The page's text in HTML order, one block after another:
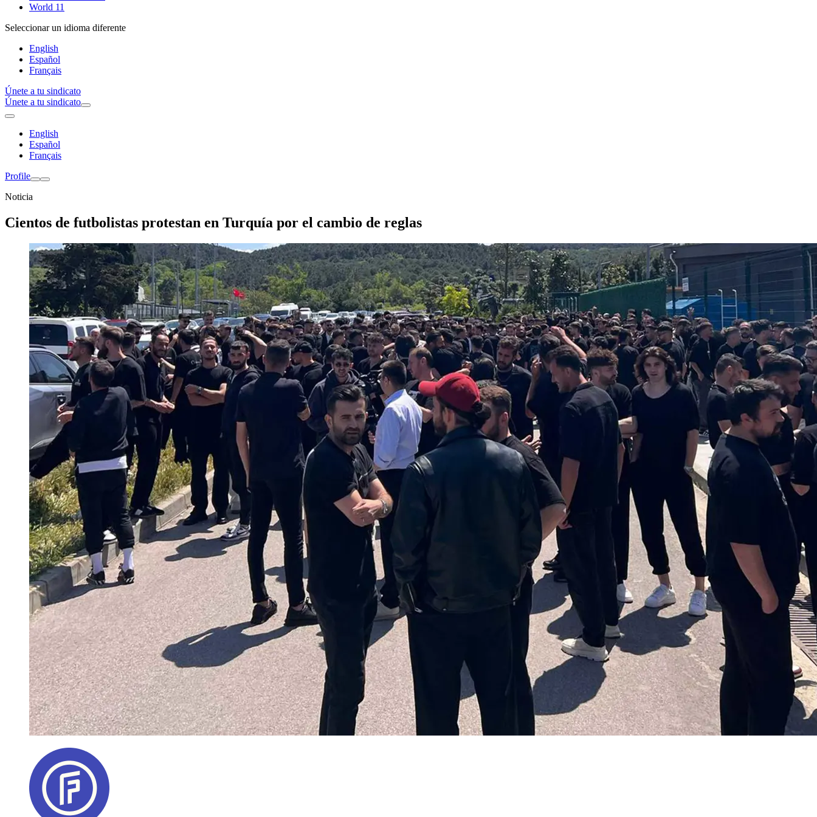
World 11
Seleccionar un idioma diferente
English
Español
Français
Únete a tu sindicato
Únete a tu sindicato
English
Español
Français
Profile
Noticia
Cientos de futbolistas protestan en Turquía por el cambio de reglas